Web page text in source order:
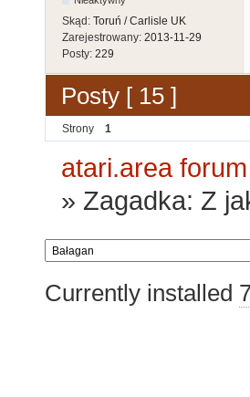
Skąd: Toruń / Carlisle UK
Zarejestrowany: 2013-11-29
Posty: 229
Posty [ 15 ]
Strony 1
atari.area forum
» Zagadka: Z
Currently installed